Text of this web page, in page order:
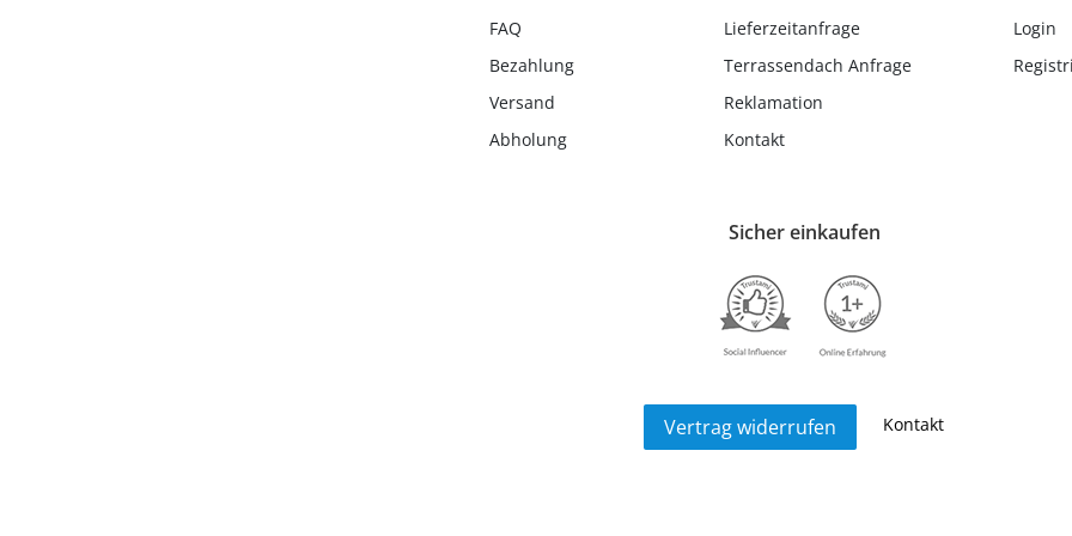
FAQ
Bezahlung
Versand
Abholung
Lieferzeitanfrage
Terrassendach Anfrage
Reklamation
Kontakt
Login
Sicher einkaufen
Vertrag widerrufen Kontakt